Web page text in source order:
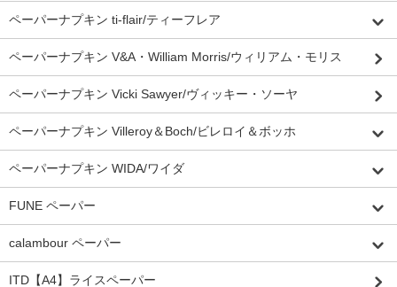
ペーパーナプキン ti-flair/ティーフレア
ペーパーナプキン V&A・William Morris/ウィリアム・モリス
ペーパーナプキン Vicki Sawyer/ヴィッキー・ソーヤ
ペーパーナプキン Villeroy＆Boch/ビレロイ＆ボッホ
ペーパーナプキン WIDA/ワイダ
FUNE ペーパー
calambour ペーパー
ITD【A4】ライスペーパー